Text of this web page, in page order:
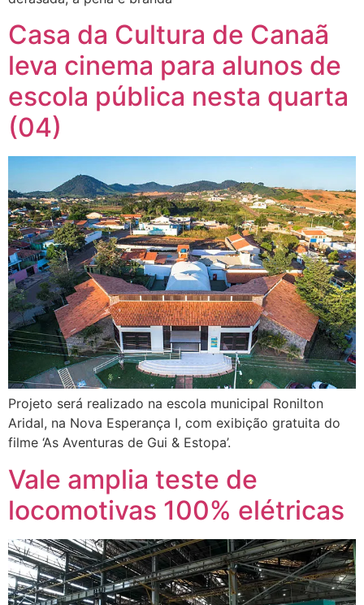
Casa da Cultura de Canaã
leva cinema para alunos de
escola pública nesta quarta
(04)
Projeto será realizado na escola municipal Ronilton
Aridal, na Nova Esperança I, com exibição gratuita do
filme ‘As Aventuras de Gui & Estopa’.
Vale amplia teste de
locomotivas 100% elétricas